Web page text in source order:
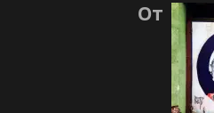
От